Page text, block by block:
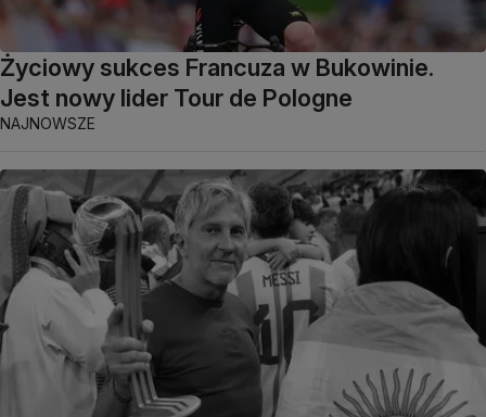
Życiowy sukces Francuza w Bukowinie.
Jest nowy lider Tour de Pologne
NAJNOWSZE